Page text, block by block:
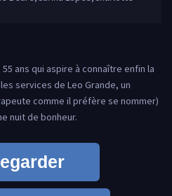
ans qui aspire à connaître enfin la
services de Leo Grande, un
comme il préfère se nommer)
nuit de bonheur.